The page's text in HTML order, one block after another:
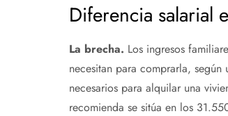
Diferencia salarial
La brecha. Los ingresos
necesitan para comprarla,
necesarios para alquilar una
recomienda se sitúa en los